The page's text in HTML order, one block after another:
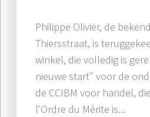
Philippe Olivier, de
Thiersstraat, is
winkel, die volledig is
nieuwe start" voor de
de CCIBM voor handel,
l'Ordre du Mérite is...